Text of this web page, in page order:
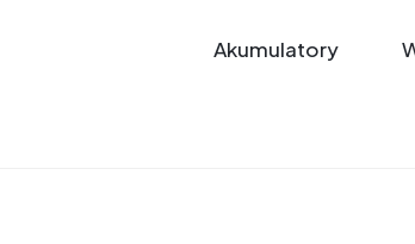
Akumulatory